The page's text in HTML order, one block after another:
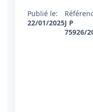
Publié le:
22/01/2025J P
75926/